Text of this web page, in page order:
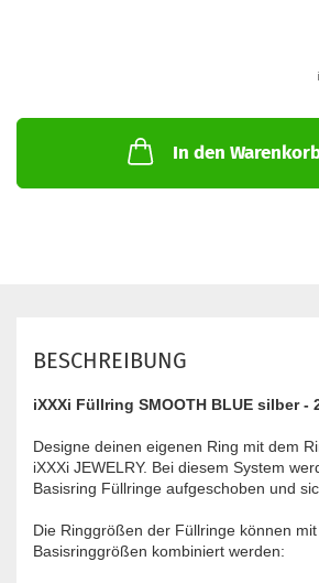
In den
BESCHREIBUNG
iXXXi Füllring SMOOTH BLUE silber -
Designe deinen eigenen Ring mit dem
iXXXi JEWELRY. Bei diesem System
Basisring Füllringe aufgeschoben und
Die Ringgrößen der Füllringe können
Basisringgrößen kombiniert werden: